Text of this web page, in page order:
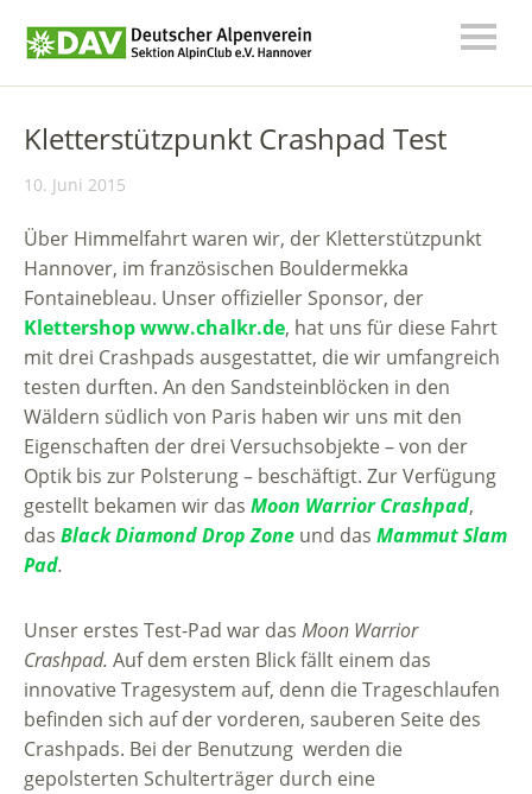
Kletterstützpunkt Crashpad Test
10. Juni 2015
Über Himmelfahrt waren wir, der Kletterstützpunkt
Hannover, im französischen Bouldermekka
Fontainebleau. Unser offizieller Sponsor, der
Klettershop www.chalkr.de, hat uns für diese Fahrt
mit drei Crashpads ausgestattet, die wir umfangreich
testen durften. An den Sandsteinblöcken in den
Wäldern südlich von Paris haben wir uns mit den
Eigenschaften der drei Versuchsobjekte – von der
Optik bis zur Polsterung – beschäftigt. Zur Verfügung
gestellt bekamen wir das Moon Warrior Crashpad,
das Black Diamond Drop Zone und das Mammut Slam
Pad.
Unser erstes Test-Pad war das Moon Warrior
Crashpad. Auf dem ersten Blick fällt einem das
innovative Tragesystem auf, denn die Trageschlaufen
befinden sich auf der vorderen, sauberen Seite des
Crashpads. Bei der Benutzung werden die
gepolsterten Schulterträger durch eine